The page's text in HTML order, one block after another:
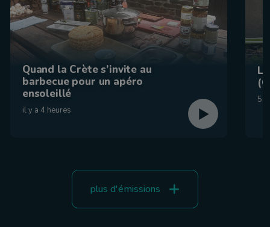
Quand la Crète s’invite au
barbecue pour un apéro
ensoleillé
il y a 4 heures
5
plus d'émissions